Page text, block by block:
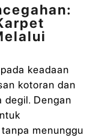
keadaan
kotoran dan
degil. Dengan
menunggu